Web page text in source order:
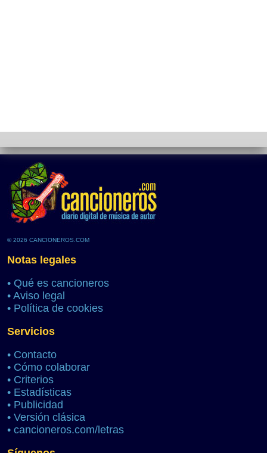
© 2026 CANCIONEROS.COM
Notas legales
• Qué es cancioneros
• Aviso legal
• Política de cookies
Servicios
• Contacto
• Cómo colaborar
• Criterios
• Estadísticas
• Publicidad
• Versión clásica
• cancioneros.com/letras